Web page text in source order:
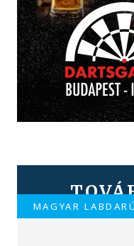
MAGYAR